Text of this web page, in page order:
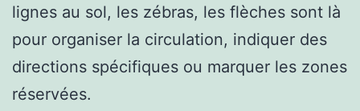
lignes au sol, les zébras, les flèches sont là
pour organiser la circulation, indiquer des
directions spécifiques ou marquer les zones
réservées.